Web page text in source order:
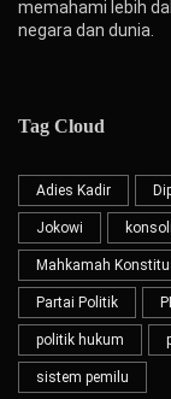
memahami lebih
negara dan dunia.
Tag Cloud
Adies Kadir
Jokowi
Mahkamah
Partai Politik
politik hukum
sistem pemilu